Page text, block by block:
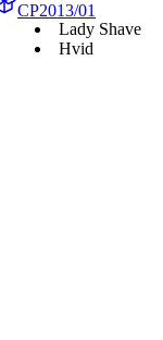
CP2013/01
Lady Shave
Hvid